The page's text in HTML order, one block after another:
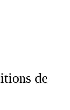
de